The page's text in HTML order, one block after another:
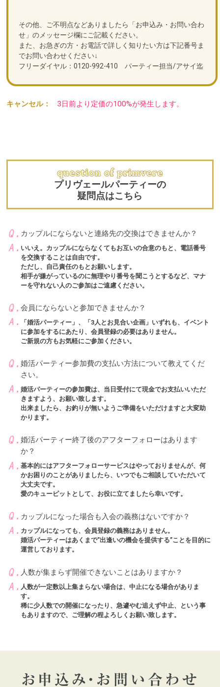
その他、ご不明点などありましたら「お申込み・お問い合わ
せ」のメッセージ欄にご記載ください。
また、お急ぎの方・お電話で詳しく知りたい方は下記番号ま
でお問い合わせください↓
フリーダイヤル：0120-992-410 パーティー担当/アサイ迄
キャンセル： 3日前より定価の100%が発生します。
プリヴェールパーティーの
疑問点はこちら
カップルにならないと連絡先の交換はできませんか？
いいえ。カップルにならなくてもお互いの合意のもと、電話番号
を交換することは自由です。
ただし、自己責任のもとお願いします。
相手が嫌がっているのに無理やり番号を聞こうとするなど、マナ
ーを守れない人のご参加はご遠慮ください。
会員にならないと参加できませんか？
「婚活パーティー」、「3人とお見合い企画」いずれも、イベント
に参加をするにあたり、会員登録の必要はありません。
ご新規の方もお気軽にご参加ください。
婚活パーティー参加費の支払い方法について教えてくだ
さい。
婚活パーティーの参加費は、当日受付にて現金でお支払いいただ
きますよう、お願い致します。
出来ましたら、お釣りが無いようご準備をいただけますと大変助
かります。
婚活パーティー終了後のアフターフォローはあります
か？
基本的にはアフターフォローサービスはやっておりませんが、何
かお困りのことがありましたら、いつでもご相談していただいて
大丈夫です。
愛のキューピットとして、お役に立てましたら幸いです。
カップルになった場合も入会の義務はないですか？
カップルになっても、会員登録の義務はありません。
婚活パーティーはあくまで”出逢いの機会を提供する”ことを目的に
運営しております。
人数が集まらず開催できないことはありますか？
人数が一定数以上集まらない場合は、中止になる場合がありま
す。
稀に少人数での開催になったり、急遽やむ追えず中止、という事
もありますので、ご理解の程よろしくお願い致します。